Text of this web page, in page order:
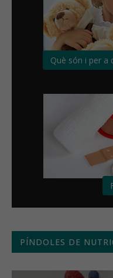
Què són i per a
PÍNDOLES DE